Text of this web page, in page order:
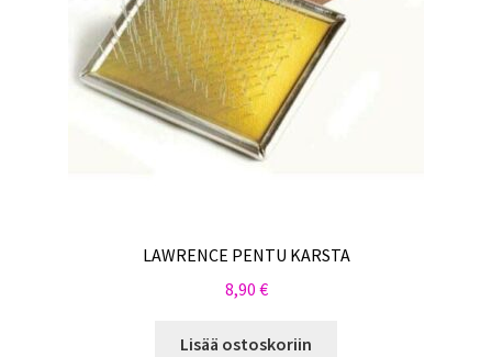
LAWRENCE PENTU KARSTA
8,90 €
Lisää ostoskoriin